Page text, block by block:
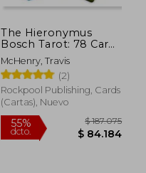
6%
dcto. $
The Hieronymus
Bosch Tarot: 78 Cards
and 112-Page
Guidebook (en
Inglés)
McHenry, Travis
(2)
Rockpool Publishing, Cards
(Cartas), Nuevo